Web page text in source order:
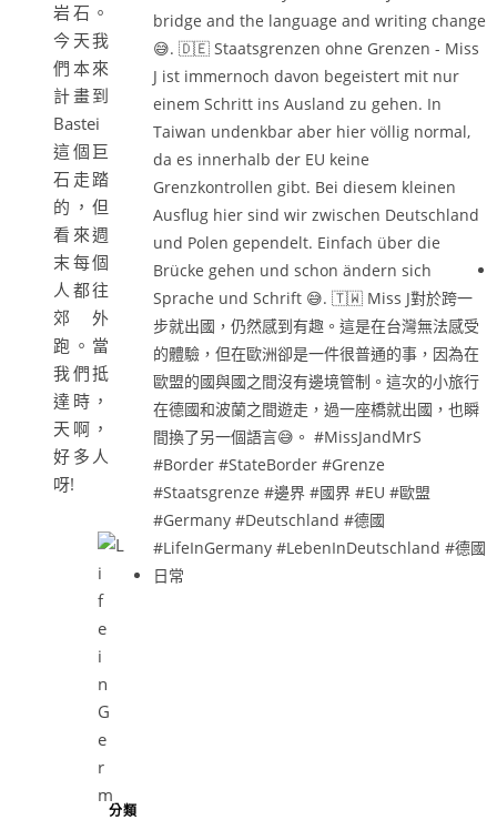
岩石。
今天我
們本來
計畫到
Bastei
這個巨
石走踏
的，但
看來週
末每個
人都往
郊外
跑。當
我們抵
達時，
天啊，
好多人
呀!
分類